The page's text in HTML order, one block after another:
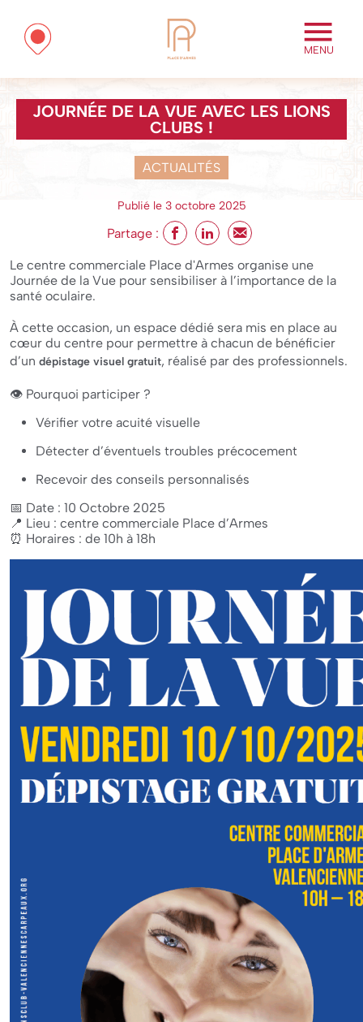
MENU
JOURNÉE DE LA VUE AVEC LES LIONS
CLUBS !
ACTUALITÉS
Publié le 3 octobre 2025
Partage :
Le centre commerciale Place d'Armes organise une
Journée de la Vue pour sensibiliser à l’importance de la
santé oculaire.
À cette occasion, un espace dédié sera mis en place au
cœur du centre pour permettre à chacun de bénéficier
d’un dépistage visuel gratuit, réalisé par des professionnels.
👁️ Pourquoi participer ?
Vérifier votre acuité visuelle
Détecter d’éventuels troubles précocement
Recevoir des conseils personnalisés
📅 Date : 10 Octobre 2025
📍 Lieu : centre commerciale Place d’Armes
⏰ Horaires : de 10h à 18h